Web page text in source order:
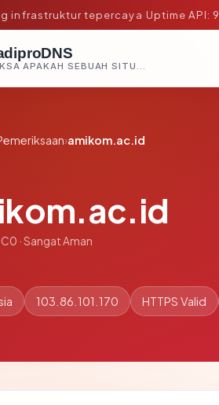
infrastruktur tepercaya·Uptime API:
PERIKSA APAKAH SEBUAH SITUS AMAN, TEPERCAYA, DAN TERVERIFIKASI DALAM HITUNGAN DETIK.
›amikom.ac.id
· Sangat Aman
103.86.101.170 HTTPS Valid